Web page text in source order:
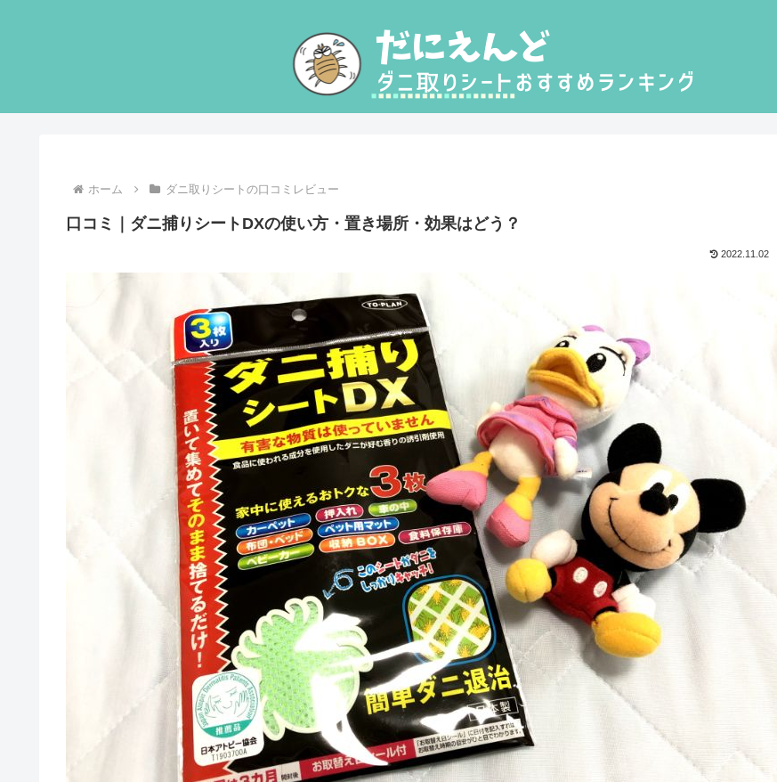
ホーム ダニ取りシートの口コミレビュー
口コミ｜ダニ捕りシートDXの使い方・置き場所・効果はどう？
2022.11.02